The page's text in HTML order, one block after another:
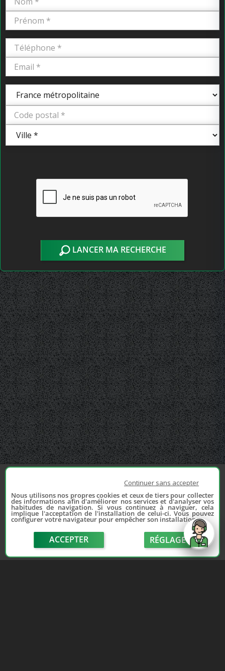
LANCER MA RECHERCHE
Continuer sans accepter
Nous utilisons nos propres cookies et ceux de tiers pour collecter
des informations afin d'améliorer nos services et d'analyser vos
habitudes de navigation. Si vous continuez à naviguer, cela
implique l'acceptation de l'installation de celui-ci. Vous pouvez
configurer votre navigateur pour empêcher son installation.
ACCEPTER RÉGLAGE